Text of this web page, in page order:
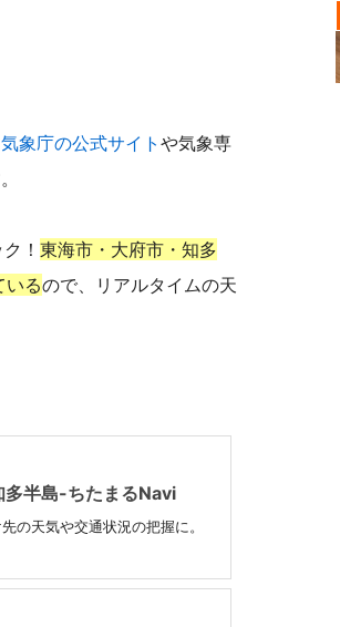
気象庁の公式サイト や気象専
！ 東海市・大府市・知多
いるので、リアルタイムの天
多半島-ちたまるNavi
の天気や交通状況の把握に。